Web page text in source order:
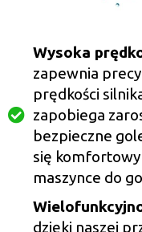
Wysoka
zapewnia
prędkości
zapobiega
bezpieczne
się
maszynce do
dzięki naszej